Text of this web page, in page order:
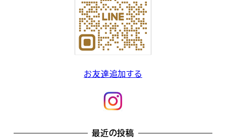
お友達追加する
最近の投稿